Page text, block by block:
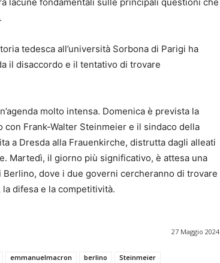
.
tedesca all’università Sorbona di Parigi ha
il disaccordo e il tentativo di trovare
molto intensa. Domenica è prevista la
Frank-Walter Steinmeier e il sindaco della
a Dresda alla Frauenkirche, distrutta dagli alleati
Martedì, il giorno più significativo, è attesa una
dove i due governi cercheranno di trovare
difesa e la competitività.
27 Maggio 2024
emmanuelmacron berlino
Steinmeier